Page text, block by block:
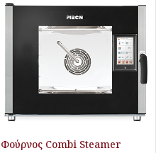
Φούρνος Combi Steamer